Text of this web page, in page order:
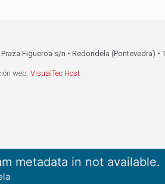
Praza Figueroa s/n • Redondela (Pontevedra) •
web: VisualTec Host
metadata in not available.